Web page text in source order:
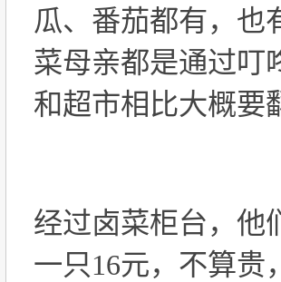
瓜、番茄都有，也
菜母亲都是通过叮
和超市相比大概要
经过卤菜柜台，他
一只16元，不算贵